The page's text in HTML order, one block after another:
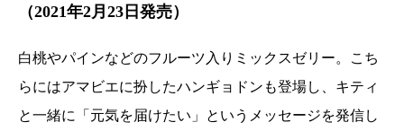
（2021年2月23日発売）
白桃やパインなどのフルーツ入りミックスゼリー。こち
らにはアマビエに扮したハンギョドンも登場し、キティ
と一緒に「元気を届けたい」というメッセージを発信し